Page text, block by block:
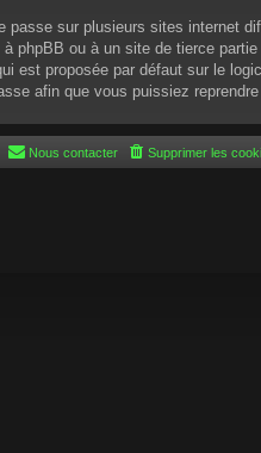
sur plusieurs sites internet
phpBB ou à un site de tierce
est proposée par défaut sur le
afin que vous puissiez
Supprimer les
Nous contacter